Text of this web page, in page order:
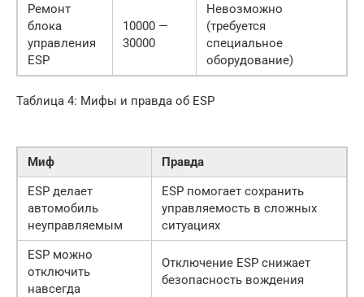
Ремонт
блока
управления
ESP
10000 —
30000
Невозможно
(требуется
специальное
оборудование)
Таблица 4: Мифы и правда об ESP
Миф
Правда
ESP делает
автомобиль
неуправляемым
ESP помогает сохранить
управляемость в сложных
ситуациях
ESP можно
отключить
навсегда
Отключение ESP снижает
безопасность вождения